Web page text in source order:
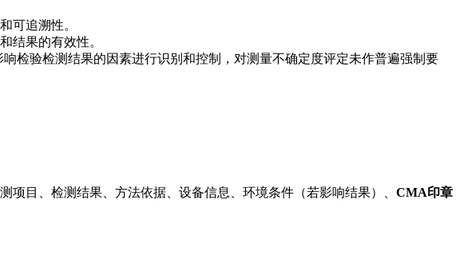
可追溯性。
结果的有效性。
检验检测结果的因素进行识别和控制，对测量不确定度评定未作普遍强制要
目、检测结果、方法依据、设备信息、环境条件（若影响结果）、 CMA印章